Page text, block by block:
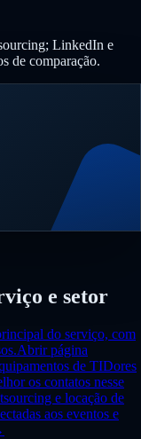
LinkedIn e
de comparação.
e setor
do serviço, com
Abrir página
de TIDores
os contatos nesse
e locação de
aos eventos e